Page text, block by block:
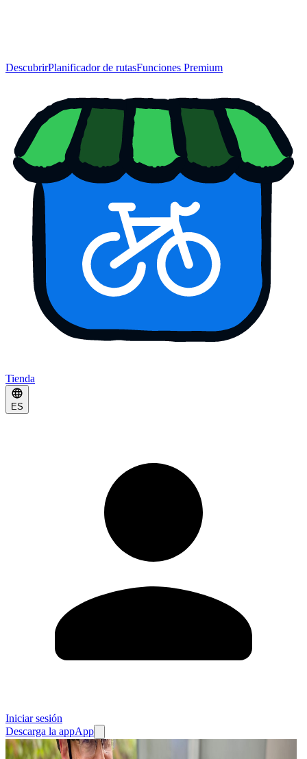
DescubrirPlanificador de rutasFunciones Premium
Tienda
ES
Iniciar sesión
Descarga la appApp